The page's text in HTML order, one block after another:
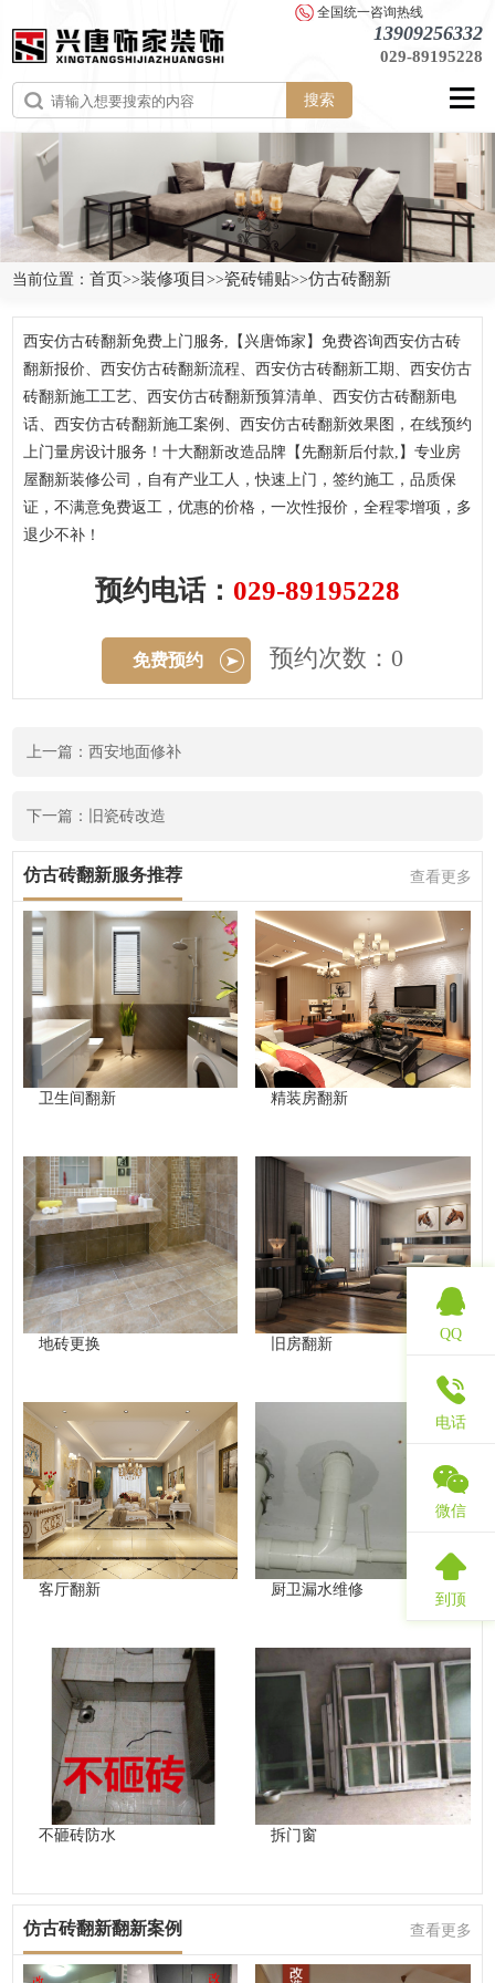
全国统一咨询热线
13909256332
029-89195228
搜索
当前位置：首页>>装修项目>>瓷砖铺贴>>仿古砖翻新
西安仿古砖翻新免费上门服务,【兴唐饰家】免费咨询西安仿古砖
翻新报价、西安仿古砖翻新流程、西安仿古砖翻新工期、西安仿古
砖翻新施工工艺、西安仿古砖翻新预算清单、西安仿古砖翻新电
话、西安仿古砖翻新施工案例、西安仿古砖翻新效果图，在线预约
上门量房设计服务！十大翻新改造品牌【先翻新后付款,】专业房
屋翻新装修公司，自有产业工人，快速上门，签约施工，品质保
证，不满意免费返工，优惠的价格，一次性报价，全程零增项，多
退少不补！
预约电话： 029-89195228
免费预约 预约次数：0
上一篇：西安地面修补
下一篇：旧瓷砖改造
仿古砖翻新服务推荐 查看更多
卫生间翻新 精装房翻新
地砖更换 旧房翻新
客厅翻新 厨卫漏水维修
不砸砖防水 拆门窗
仿古砖翻新翻新案例 查看更多
QQ
电话
微信
到顶